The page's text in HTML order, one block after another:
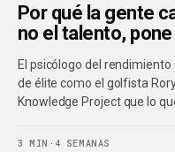
Por qué la gente
no el talento,
El psicólogo del
de élite como el golfista
Knowledge Project que lo
3 MIN · 4 SEMANAS